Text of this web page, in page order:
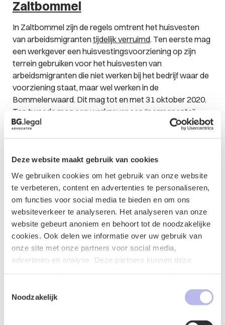
Deze website maakt gebruik van cookies
We gebruiken cookies om het gebruik van onze website
te verbeteren, content en advertenties te personaliseren,
om functies voor social media te bieden en om ons
websiteverkeer te analyseren. Het analyseren van onze
website gebeurt anoniem en behoort tot de noodzakelijke
cookies. Ook delen we informatie over uw gebruik van
onze site met onze partners voor social media,
adverteren en analyse. Deze partners kunnen deze
uw gebruik van hun services.
Noodzakelijk
Zaltbommel
In Zaltbommel zijn de regels omtrent het huisvesten
van arbeidsmigrantentijdelijk verruimd. Ten eerste mag
een werkgever een huisvestingsvoorziening op zijn
terrein gebruiken voor het huisvesten van
arbeidsmigranten die niet werken bij het bedrijf waar de
voorziening staat, maar wel werken in de
Bommelerwaard. Dit mag tot en met 31 oktober 2020.
Ten tweede mag een werkgever een “permanente”
huisvestingsvoorziening plaatsen op een locatie op zijn
terrein die vanuit ruimtelijk oogpunt niet optimaal is. Dit
sprake zijn van een leefbare woonomgeving voor de
arbeidsmigranten en een werkgever dient een
vergunning aan te vragen.BG.legalzal deze
ontwikkelingen nauwgezet volgen. Heeft u een vraag
over het huisvesten van arbeidsmigranten? Neem u
dan gerust vrijblijvend contact met mij op. Rutger
Boogers, advocaat, specialist arbeidsmigranten
Contactformulier